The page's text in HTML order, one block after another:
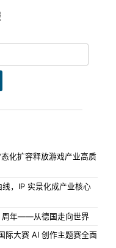
化扩容释放游戏产业高质
，IP 实景化成产业核心
周年——从德国走向世界
际大赛 AI 创作主题赛全面